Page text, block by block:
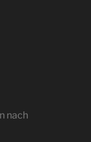
nach